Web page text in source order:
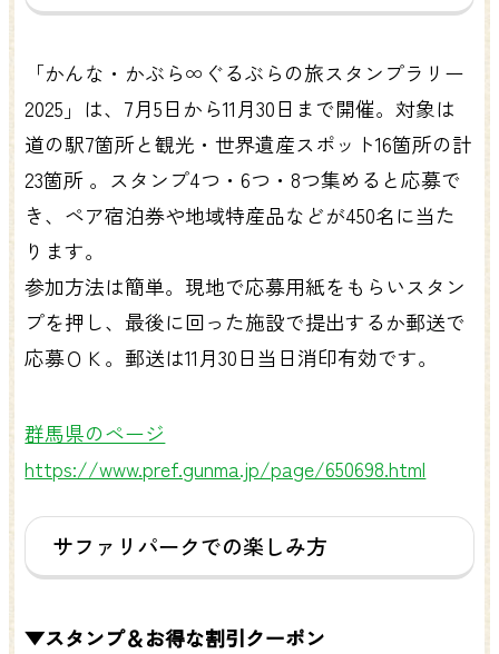
「かんな・かぶら∞ぐるぶらの旅スタンプラリー
2025」は、7月5日から11月30日まで開催。対象は
道の駅7箇所と観光・世界遺産スポット16箇所の計
23箇所 。スタンプ4つ・6つ・8つ集めると応募で
き、ペア宿泊券や地域特産品などが450名に当た
ります。
参加方法は簡単。現地で応募用紙をもらいスタン
プを押し、最後に回った施設で提出するか郵送で
応募ＯＫ。郵送は11月30日当日消印有効です。
群馬県のページ
https://www.pref.gunma.jp/page/650698.html
サファリパークでの楽しみ方
▼スタンプ＆お得な割引クーポン